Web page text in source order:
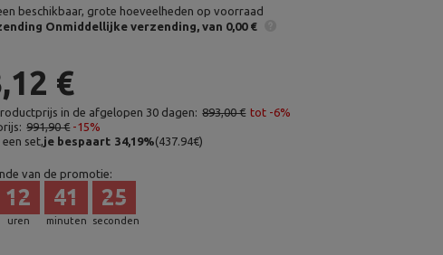
beschikbaar, grote hoeveelheden op voorraad
Onmiddellijke verzending van 0,00 €
€
in de afgelopen 30 dagen: 893,00 € tot -6%
991,90 €-15%
set,je bespaart 34,19%(437.94€)
van de promotie:
uren
12
minuten
41
seconden
24